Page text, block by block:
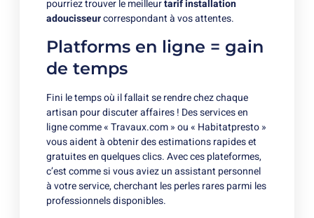
pourriez trouver le meilleurtarif installation
adoucisseurcorrespondant à vos attentes.
Platforms en ligne = gain
de temps
Fini le temps où il fallait se rendre chez chaque
artisan pour discuter affaires ! Des services en
ligne comme « Travaux.com » ou « Habitatpresto »
vous aident à obtenir des estimations rapides et
gratuites en quelques clics. Avec ces plateformes,
c’est comme si vous aviez un assistant personnel
à votre service, cherchant les perles rares parmi les
professionnels disponibles.